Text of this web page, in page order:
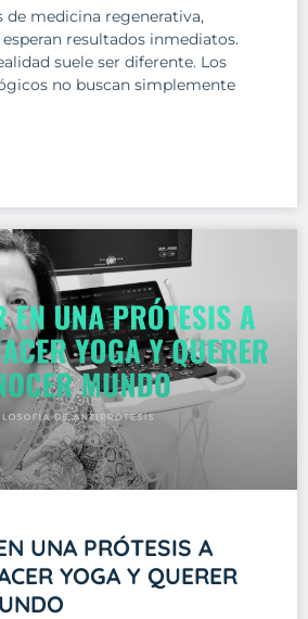
de medicina regenerativa,
resultados inmediatos.
suele ser diferente. Los
no buscan simplemente
UNA PRÓTESIS A
YOGA Y QUERER